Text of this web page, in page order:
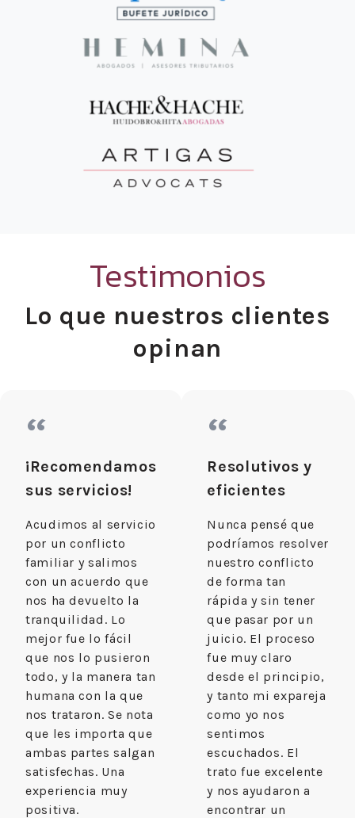
Testimonios
Lo que nuestros clientes
opinan
“
¡Recomendamos
sus servicios!
Acudimos al servicio
por un conflicto
familiar y salimos
con un acuerdo que
nos ha devuelto la
tranquilidad. Lo
mejor fue lo fácil
que nos lo pusieron
todo, y la manera tan
humana con la que
nos trataron. Se nota
que les importa que
ambas partes salgan
satisfechas. Una
experiencia muy
positiva.
“
Resolutivos y
eficientes
Nunca pensé que
podríamos resolver
nuestro conflicto
de forma tan
rápida y sin tener
que pasar por un
juicio. El proceso
fue muy claro
desde el principio,
y tanto mi expareja
como yo nos
sentimos
escuchados. El
trato fue excelente
y nos ayudaron a
encontrar un